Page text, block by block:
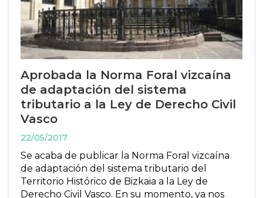
Aprobada la Norma Foral vizcaína
de adaptación del sistema
tributario a la Ley de Derecho Civil
Vasco
22/05/2017
Se acaba de publicar la Norma Foral vizcaína
de adaptación del sistema tributario del
Territorio Histórico de Bizkaia a la Ley de
Derecho Civil Vasco. En su momento, ya nos